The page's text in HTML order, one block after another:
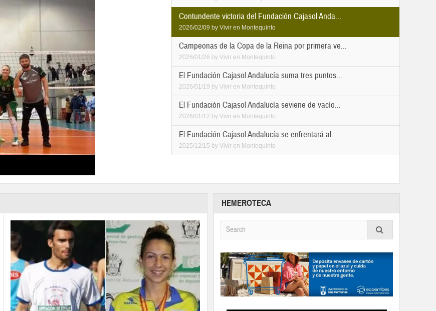
Contundente victoria del Fundación Cajasol Anda...
2026/02/09 by Vivir en Montequinto
Campeonas de la Copa de la Reina por primera ve...
2026/01/26 by Vivir en Montequinto
El Fundación Cajasol Andalucía suma tres puntos...
2026/01/19 by Vivir en Montequinto
El Fundación Cajasol Andalucía seviene de vacío...
2026/01/12 by Vivir en Montequinto
El Fundación Cajasol Andalucía se enfrentará al...
2025/12/15 by Vivir en Montequinto
HEMEROTECA